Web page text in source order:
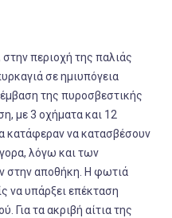
περιοχή της παλιάς
σε ημιυπόγεια
της πυροσβεστικής
με 3 οχήματα και 12
κατάφεραν να κατασβέσουν
λόγω και των
στην αποθήκη. Η φωτιά
να υπάρξει επέκταση
Για τα ακριβή αίτια της